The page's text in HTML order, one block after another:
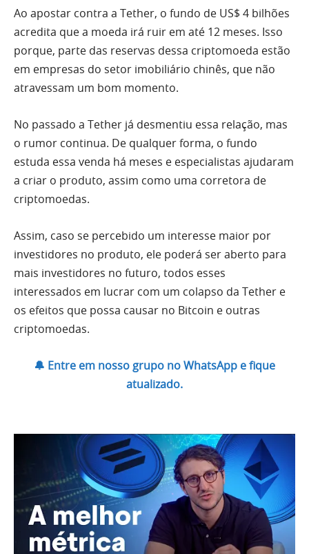
Ao apostar contra a Tether, o fundo de US$ 4 bilhões
acredita que a moeda irá ruir em até 12 meses. Isso
porque, parte das reservas dessa criptomoeda estão
em empresas do setor imobiliário chinês, que não
atravessam um bom momento.
No passado a Tether já desmentiu essa relação, mas
o rumor continua. De qualquer forma, o fundo
estuda essa venda há meses e especialistas ajudaram
a criar o produto, assim como uma corretora de
criptomoedas.
Assim, caso se percebido um interesse maior por
investidores no produto, ele poderá ser aberto para
mais investidores no futuro, todos esses
interessados em lucrar com um colapso da Tether e
os efeitos que possa causar no Bitcoin e outras
criptomoedas.
🔔 Entre em nosso grupo no WhatsApp e fique
atualizado.